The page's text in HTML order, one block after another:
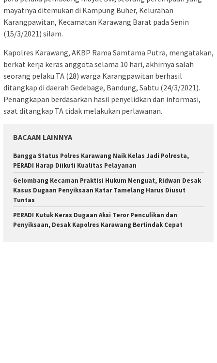
mayatnya ditemukan di Kampung Buher, Kelurahan
Karangpawitan, Kecamatan Karawang Barat pada Senin
(15/3/2021) silam.
Kapolres Karawang, AKBP Rama Samtama Putra, mengatakan,
berkat kerja keras anggota selama 10 hari, akhirnya salah
seorang pelaku TA (28) warga Karangpawitan berhasil
ditangkap di daerah Gedebage, Bandung, Sabtu (24/3/2021).
Penangkapan berdasarkan hasil penyelidkan dan informasi,
saat ditangkap TA tidak melakukan perlawanan.
BACAAN LAINNYA
Bangga Status Polres Karawang Naik Kelas Jadi Polresta,
PERADI Harap Diikuti Kualitas Pelayanan
Gelombang Kecaman Praktisi Hukum Menguat, Ridwan Desak
Kasus Dugaan Penyiksaan Katar Tamelang Harus Diusut
Tuntas
PERADI Kutuk Keras Dugaan Aksi Teror Penculikan dan
Penyiksaan, Desak Kapolres Karawang Bertindak Cepat